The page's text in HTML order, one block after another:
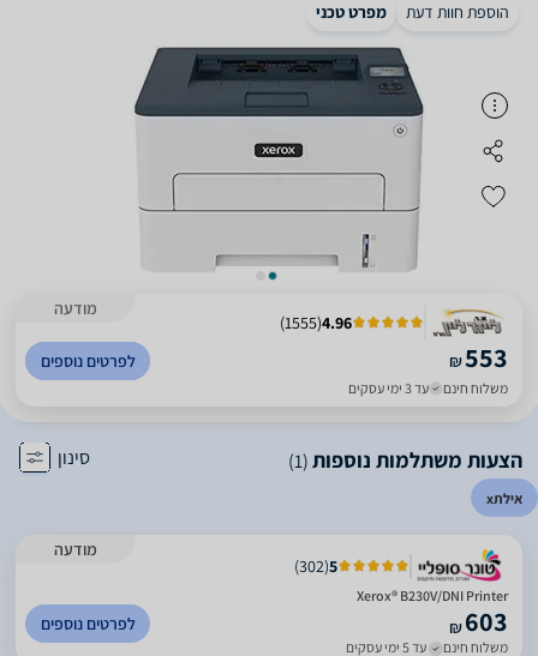
הוספת חוות דעת מפרט טכני
מודעה
4.96
(
1555
)
₪553
משלוח חינם עד 3 ימי עסקים
לפרטים נוספים
הצעות משתלמות נוספות(1) סינון
אילתx
מודעה
5
(
302
)
Xerox® B230V/DNI Printer
603
₪
משלוח חינם עד 5 ימי עסקים
לפרטים נוספים